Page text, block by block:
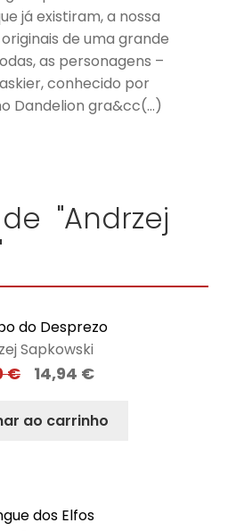
já existiram, a nossa
de uma grande
as personagens –
conhecido por
Dandelion gra&cc(…)
"Andrzej
do Desprezo
Sapkowski
€ 14,94 €
ao carrinho
dos Elfos